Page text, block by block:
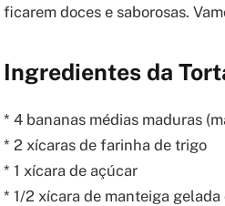
ficarem doces e saborosas.
Ingredientes da
* 4 bananas médias maduras
* 2 xícaras de farinha de trigo
* 1 xícara de açúcar
* 1/2 xícara de manteiga